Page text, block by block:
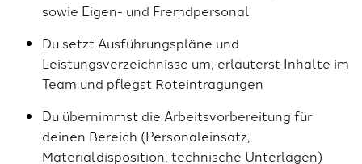
sowie Eigen- und Fremdpersonal
Du setzt Ausführungspläne und
Leistungsverzeichnisse um, erläuterst Inhalte im
Team und pflegst Roteintragungen
Du übernimmst die Arbeitsvorbereitung für
deinen Bereich (Personaleinsatz,
Materialdisposition, technische Unterlagen)